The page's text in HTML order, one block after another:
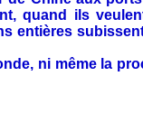
quand ils
entières
ni même la